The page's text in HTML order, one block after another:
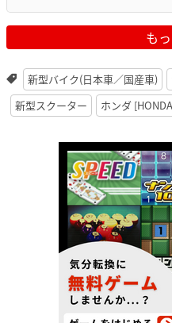
も
新型バイク(日本車／国産車)
新型スクーター
ホンダ